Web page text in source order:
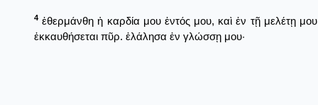
4 ἐθερμάνθη ἡ καρδία μου ἐντός μου, καὶ ἐν τῇ μελέτῃ μου
ἐκκαυθήσεται πῦρ. ἐλάλησα ἐν γλώσσῃ μου·